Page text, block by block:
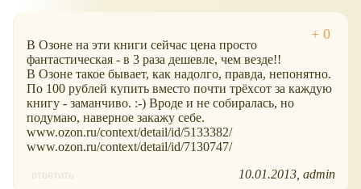
В Озоне на эти книги сейчас цена просто
фантастическая - в 3 раза дешевле, чем везде!!
В Озоне такое бывает, как надолго, правда, непонятно.
По 100 рублей купить вместо почти трёхсот за каждую
книгу - заманчиво. :-) Вроде и не собиралась, но
подумаю, наверное закажу себе.
www.ozon.ru/context/detail/id/5133382/
www.ozon.ru/context/detail/id/7130747/
ответить 10.01.2013 admin